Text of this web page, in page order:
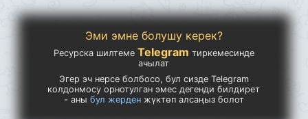
Эми эмне болушу керек?
Ресурска шилтеме Telegram тиркемесинде
ачылат
Эгер эч нерсе болбосо, бул сизде Telegram
колдонмосу орнотулган эмес дегенди билдирет
- аны бул жерденжүктөп алсаңыз болот